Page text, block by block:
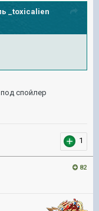
_toxicalien
спойлер
1
82